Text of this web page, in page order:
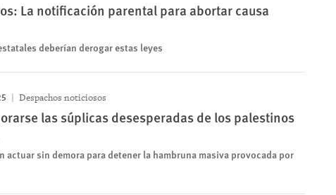
La notificación parental para abortar causa
deberían derogar estas leyes
Despachos noticiosos
las súplicas desesperadas de los palestinos
actuar sin demora para detener la hambruna masiva provocada por